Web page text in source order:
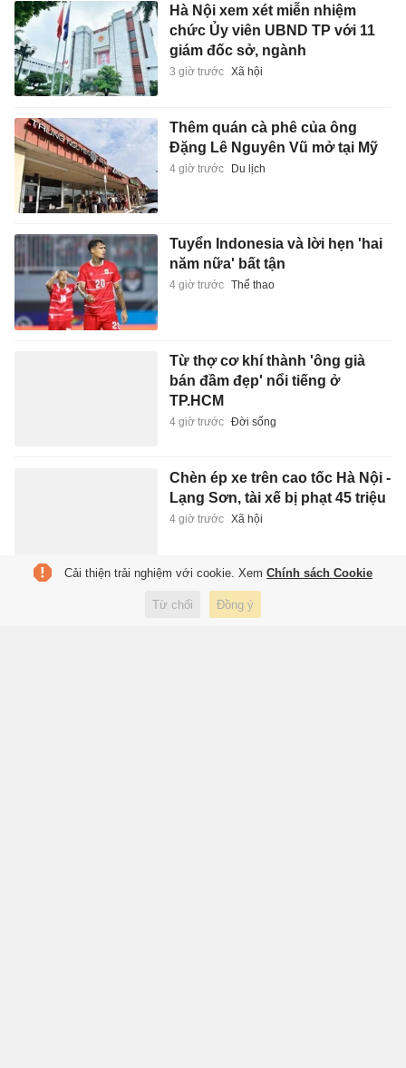
Hà Nội xem xét miễn nhiệm
chức Ủy viên UBND TP với 11
giám đốc sở, ngành
3 giờ trước Xã hội
Thêm quán cà phê của ông
Đặng Lê Nguyên Vũ mở tại Mỹ
4 giờ trước Du lịch
Tuyển Indonesia và lời hẹn 'hai
năm nữa' bất tận
4 giờ trước Thể thao
Từ thợ cơ khí thành 'ông già
bán đầm đẹp' nổi tiếng ở
TP.HCM
4 giờ trước Đời sống
Chèn ép xe trên cao tốc Hà Nội -
Lạng Sơn, tài xế bị phạt 45 triệu
4 giờ trước Xã hội
Trưng bày sách, báo, ảnh khắc
họa chân dung chiến sĩ Công
Cải thiện trải nghiệm với cookie. Xem Chính sách Cookie
Từ chối Đồng ý